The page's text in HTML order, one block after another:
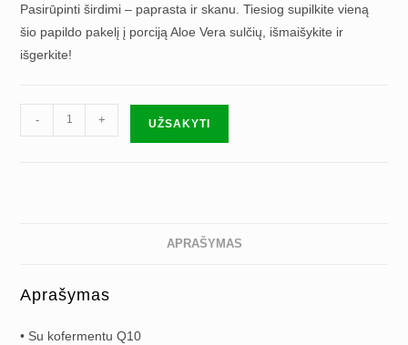
Pasirūpinti širdimi – paprasta ir skanu. Tiesiog supilkite vieną
šio papildo pakelį į porciją Aloe Vera sulčių, išmaišykite ir
išgerkite!
produkto
kiekis:
- + UŽSAKYTI
APRAŠYMAS
Aprašymas
• Su kofermentu Q10